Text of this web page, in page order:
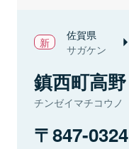
佐賀県
サガケン
鎮西町高野
チンゼイマチコウノ
847-0324